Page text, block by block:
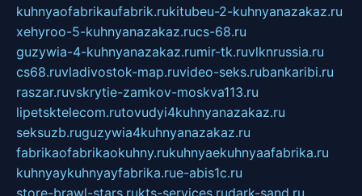
kuhnyaofabrikaufabrik.rukitubeu-2-kuhnyanazakaz.ru
xehyroo-5-kuhnyanazakaz.rucs-68.ru
guzywia-4-kuhnyanazakaz.rumir-tk.ruvlknrussia.ru
cs68.ruvladivostok-map.ruvideo-seks.rubankaribi.ru
raszar.ruvskrytie-zamkov-moskva113.ru
lipetsktelecom.rutovudyi4kuhnyanazakaz.ru
seksuzb.ruguzywia4kuhnyanazakaz.ru
fabrikaofabrikaokuhny.rukuhnyaekuhnyaafabrika.ru
kuhnyaykuhnyayfabrika.rue-abis1c.ru
store-brawl-stars.rukts-services.rudark-sand.ru